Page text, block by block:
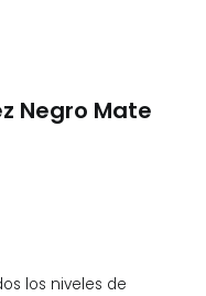
Negro Mate
los niveles de